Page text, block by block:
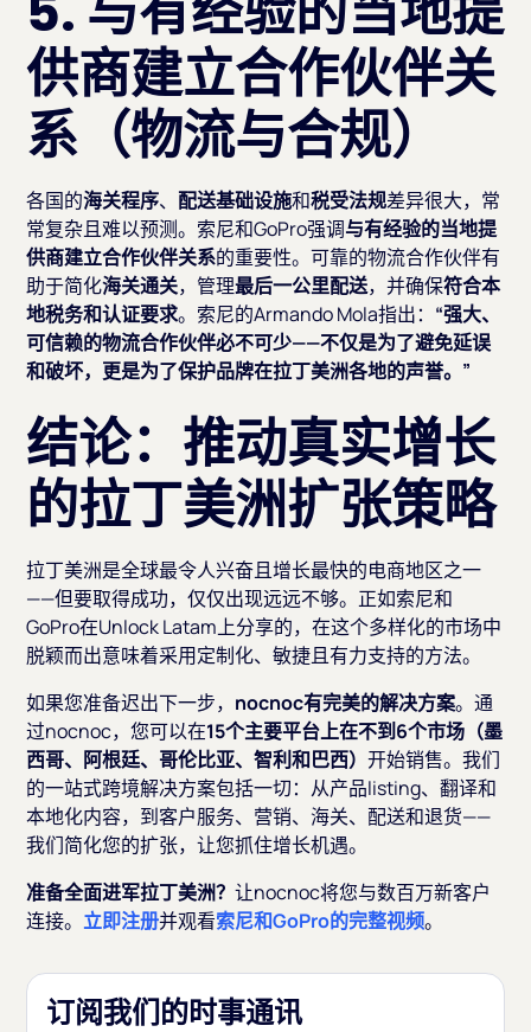
供商建立合作伙伴关
系（物流与合规）
各国的海关程序、 配送基础设施和税受法规差异很大，常
常复杂且难以预测。索尼和GoPro强调与有经验的当地提
供商建立合作伙伴关系的重要性。可靠的物流合作伙伴有
助于简化海关通关，管理最后一公里配送，并确保符合本
地税务和认证要求。索尼的Armando Mola指出： “强大、
可信赖的物流合作伙伴必不可少——不仅是为了避免延误
和破坏，更是为了保护品牌在拉丁美洲各地的声誉。”
结论：推动真实增长
的拉丁美洲扩张策略
拉丁美洲是全球最令人兴奋且增长最快的电商地区之一
——但要取得成功，仅仅出现远远不够。正如索尼和
GoPro在Unlock Latam上分享的，在这个多样化的市场中
脱颖而出意味着采用定制化、敏捷且有力支持的方法。
如果您准备迟出下一步， nocnoc有完美的解决方案。通
过nocnoc，您可以在15个主要平台上在不到6个市场（墨
西哥、阿根廷、哥伦比亚、智利和巴西）开始销售。我们
的一站式跨境解决方案包括一切：从产品listing、翻译和
本地化内容，到客户服务、营销、海关、配送和退货——
我们简化您的扩张，让您抓住增长机遇。
准备全面进军拉丁美洲？让nocnoc将您与数百万新客户
连接。立即注册并观看索尼和GoPro的完整视频。
订阅我们的时事通讯